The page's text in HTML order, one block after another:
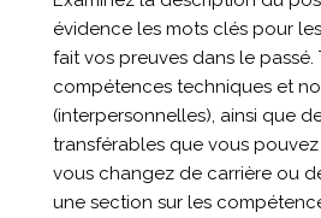
évidence les mots clés pour
fait vos preuves dans le
compétences techniques et
(interpersonnelles), ainsi que
transférables que vous
vous changez de carrière ou
une section sur les